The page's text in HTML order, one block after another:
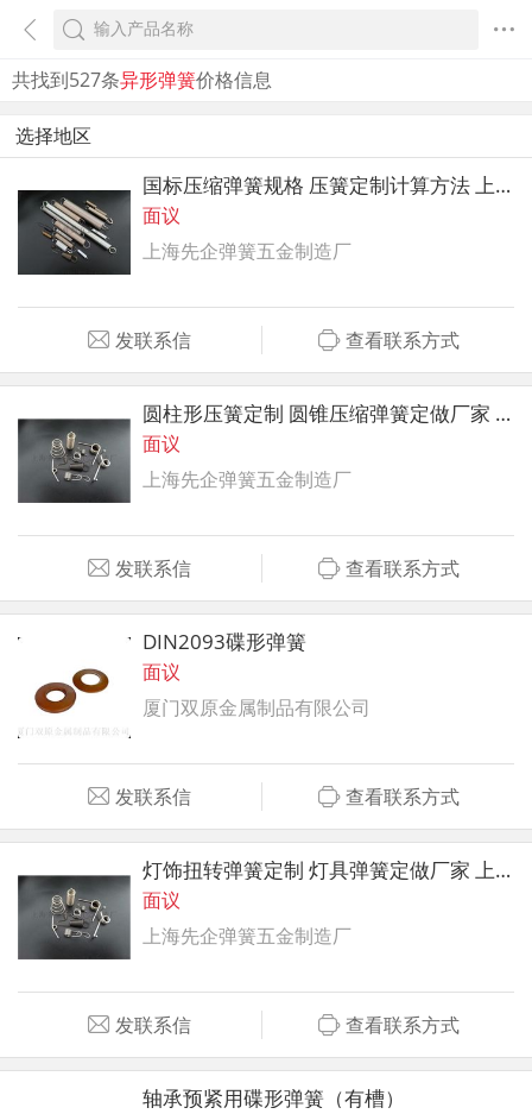
共找到527条异形弹簧价格信息
选择地区
国标压缩弹簧规格 压簧定制计算方法 上海先企
面议
上海先企弹簧五金制造厂
发联系信 查看联系方式
圆柱形压簧定制 圆锥压缩弹簧定做厂家 上海先企
面议
上海先企弹簧五金制造厂
发联系信 查看联系方式
DIN2093碟形弹簧
面议
厦门双原金属制品有限公司
发联系信 查看联系方式
灯饰扭转弹簧定制 灯具弹簧定做厂家 上海先企
面议
上海先企弹簧五金制造厂
发联系信 查看联系方式
轴承预紧用碟形弹簧（有槽）